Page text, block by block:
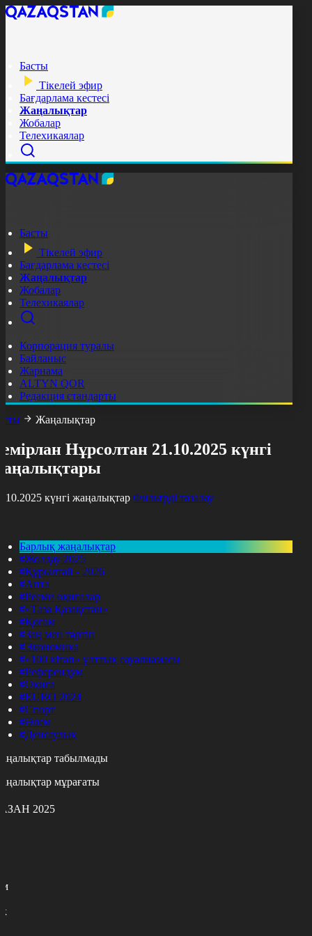
Басты
Тікелей эфир
Бағдарлама кестесі
Жаңалықтар
Жобалар
Телехикаялар
Басты
Тікелей эфир
Бағдарлама кестесі
Жаңалықтар
Жобалар
Телехикаялар
Корпорация туралы
Байланыс
Жарнама
ALTYN QOR
Редакция стандарты
Жаңалықтар
Нұрсолтан 21.10.2025 күнгі
күнгі жаңалықтар Фильтрді тазалау
Барлық жаңалықтар
#Жолдау 2025
#Құрылтай - 2026
#Апта
#Ресми оқиғалар
#«Таза Қазақстан»
#Қоғам
#Заң мен тәртіп
#Экономика
#«100 кітап» ұлттық сауалнамасы
#Референдум
#Оқиға
#EURO 2024
#Спорт
#Әлем
#Денсаулық
табылмады
мұрағаты
2025